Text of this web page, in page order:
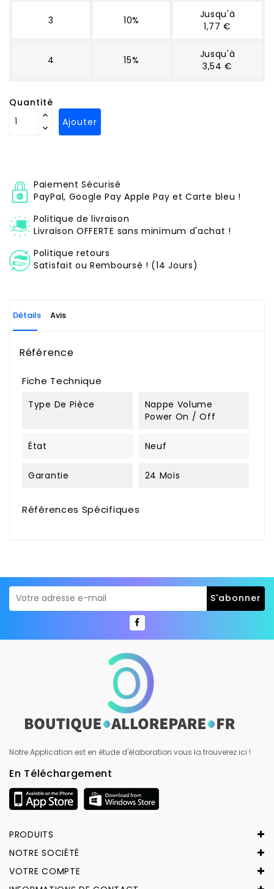
3 10%
Jusqu'à
1,77 €
4 15%
Jusqu'à
3,54 €
Quantité
Ajouter
Paiement Sécurisé
PayPal, Google Pay Apple Pay et Carte bleu !
Politique de livraison
Livraison OFFERTE sans minimum d'achat !
Politique retours
Satisfait ou Remboursé ! (14 Jours)
Détails Avis
Référence
Fiche Technique
Type De Pièce
Nappe Volume
Power On / Off
État Neuf
Garantie 24 Mois
Références Spécifiques
Notre Application est en étude d'élaboration vous la trouverez ici !
En Téléchargement
PRODUITS
NOTRE SOCIÉTÉ
VOTRE COMPTE